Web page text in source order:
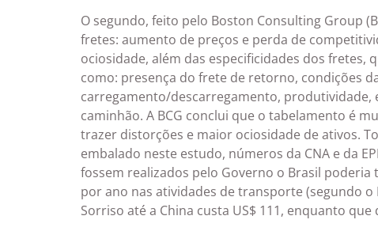
O segundo, feito pelo Boston Consulting Group
fretes: aumento de preços e perda de
ociosidade, além das especificidades dos
como: presença do frete de retorno, condições
carregamento/descarregamento, produtividade,
caminhão. A BCG conclui que o tabelamento é
trazer distorções e maior ociosidade de ativos.
embalado neste estudo, números da CNA e da
fossem realizados pelo Governo o Brasil
por ano nas atividades de transporte (segundo
Sorriso até a China custa US$ 111, enquanto